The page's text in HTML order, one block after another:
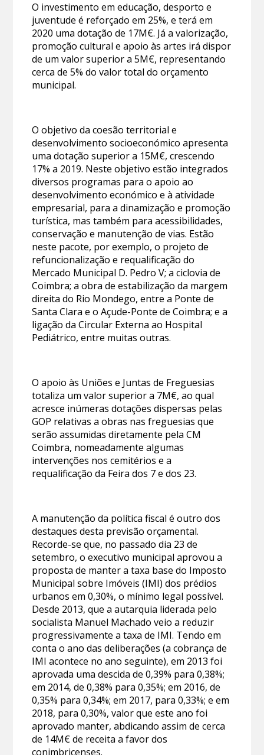
O investimento em educação, desporto e
juventude é reforçado em 25%, e terá em
2020 uma dotação de 17M€. Já a valorização,
promoção cultural e apoio às artes irá dispor
de um valor superior a 5M€, representando
cerca de 5% do valor total do orçamento
municipal.
O objetivo da coesão territorial e
desenvolvimento socioeconómico apresenta
uma dotação superior a 15M€, crescendo
17% a 2019. Neste objetivo estão integrados
diversos programas para o apoio ao
desenvolvimento económico e à atividade
empresarial, para a dinamização e promoção
turística, mas também para acessibilidades,
conservação e manutenção de vias. Estão
neste pacote, por exemplo, o projeto de
refuncionalização e requalificação do
Mercado Municipal D. Pedro V; a ciclovia de
Coimbra; a obra de estabilização da margem
direita do Rio Mondego, entre a Ponte de
Santa Clara e o Açude-Ponte de Coimbra; e a
ligação da Circular Externa ao Hospital
Pediátrico, entre muitas outras.
O apoio às Uniões e Juntas de Freguesias
totaliza um valor superior a 7M€, ao qual
acresce inúmeras dotações dispersas pelas
GOP relativas a obras nas freguesias que
serão assumidas diretamente pela CM
Coimbra, nomeadamente algumas
intervenções nos cemitérios e a
requalificação da Feira dos 7 e dos 23.
A manutenção da política fiscal é outro dos
destaques desta previsão orçamental.
Recorde-se que, no passado dia 23 de
setembro, o executivo municipal aprovou a
proposta de manter a taxa base do Imposto
Municipal sobre Imóveis (IMI) dos prédios
urbanos em 0,30%, o mínimo legal possível.
Desde 2013, que a autarquia liderada pelo
socialista Manuel Machado veio a reduzir
progressivamente a taxa de IMI. Tendo em
conta o ano das deliberações (a cobrança de
IMI acontece no ano seguinte), em 2013 foi
aprovada uma descida de 0,39% para 0,38%;
em 2014, de 0,38% para 0,35%; em 2016, de
0,35% para 0,34%; em 2017, para 0,33%; e em
2018, para 0,30%, valor que este ano foi
aprovado manter, abdicando assim de cerca
de 14M€ de receita a favor dos
conimbricenses.